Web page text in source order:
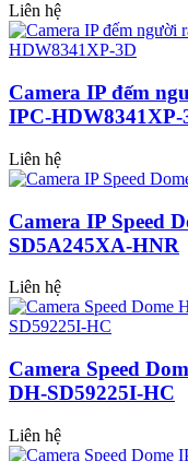
Liên hệ
Camera IP đếm
IPC-HDW8341XP-
Liên hệ
Camera IP Speed
SD5A245XA-HNR
Liên hệ
Camera Speed
DH-SD59225I-HC
Liên hệ